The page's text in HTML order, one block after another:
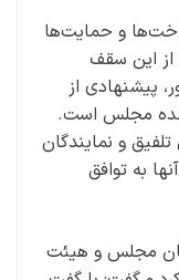
و حمایت‌ها
از این سقف
پیشنهادی از
مجلس است.
و نمایندگان
به توافق
مجلس و هیئت